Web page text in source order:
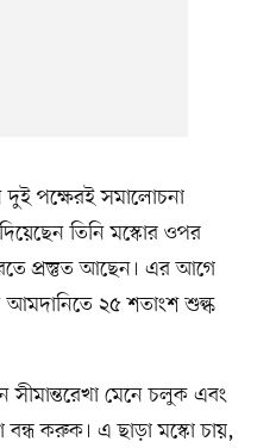
দুই পক্ষেরই সমালোচনা
তিনি মস্কোর ওপর
প্রস্তুত আছেন। এর আগে
আমদানিতে ২৫ শতাংশ শুল্ক
সীমান্তরেখা মেনে চলুক এবং
বন্ধ করুক। এ ছাড়া মস্কো চায়,